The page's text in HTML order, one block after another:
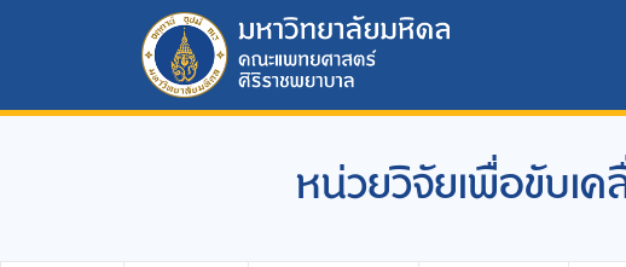
หน่วยวิจัยเพื่อขับเ